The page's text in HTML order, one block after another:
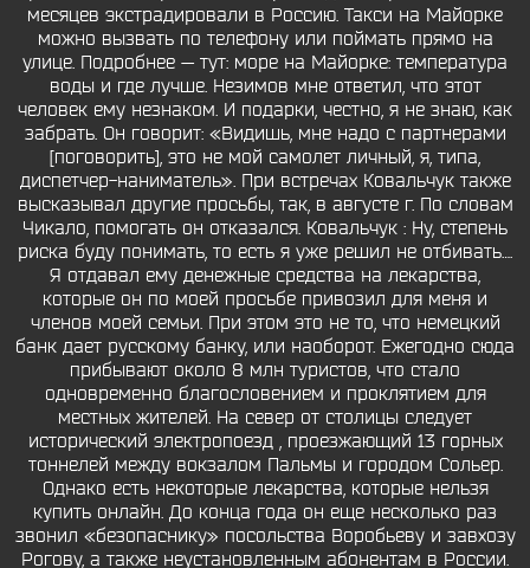
месяцев экстрадировали в Россию. Такси на Майорке
можно вызвать по телефону или поймать прямо на
улице. Подробнее — тут: море на Майорке: температура
воды и где лучше. Незимов мне ответил, что этот
человек ему незнаком. И подарки, честно, я не знаю, как
забрать. Он говорит: «Видишь, мне надо с партнерами
[поговорить], это не мой самолет личный, я, типа,
диспетчер-наниматель». При встречах Ковальчук также
высказывал другие просьбы, так, в августе г. По словам
Чикало, помогать он отказался. Ковальчук : Ну, степень
риска буду понимать, то есть я уже решил не отбивать….
Я отдавал ему денежные средства на лекарства,
которые он по моей просьбе привозил для меня и
членов моей семьи. При этом это не то, что немецкий
банк дает русскому банку, или наоборот. Ежегодно сюда
прибывают около 8 млн туристов, что стало
одновременно благословением и проклятием для
местных жителей. На север от столицы следует
исторический электропоезд , проезжающий 13 горных
тоннелей между вокзалом Пальмы и городом Сольер.
Однако есть некоторые лекарства, которые нельзя
купить онлайн. До конца года он еще несколько раз
звонил «безопаснику» посольства Воробьеву и завхозу
Рогову, а также неустановленным абонентам в России.